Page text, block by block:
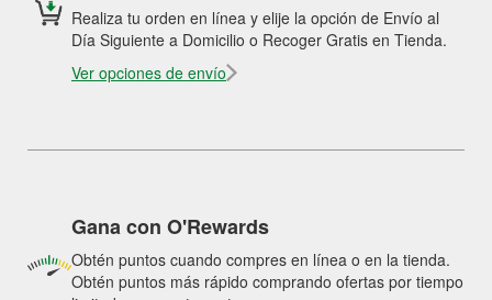
Realiza tu orden en línea y elije la opción de Envío al
Día Siguiente a Domicilio o Recoger Gratis en Tienda.
Ver opciones de envío
Gana con O'Rewards
Obtén puntos cuando compres en línea o en la tienda.
Obtén puntos más rápido comprando ofertas por tiempo